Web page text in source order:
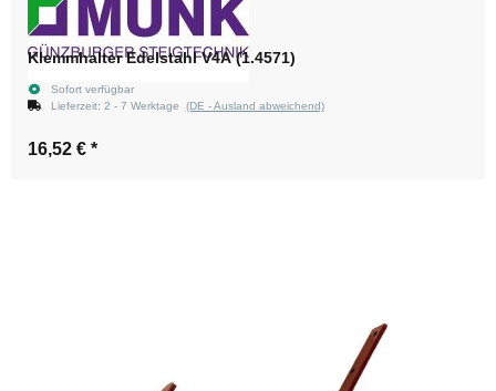
Klemmhalter Edelstahl V4A (1.4571)
Sofort verfügbar
Lieferzeit: 2 - 7 Werktage (DE - Ausland abweichend)
16,52 € *